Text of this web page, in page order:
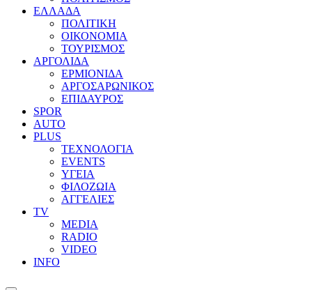
ΕΛΛΑΔΑ
ΠΟΛΙΤΙΚΗ
ΟΙΚΟΝΟΜΙΑ
ΤΟΥΡΙΣΜΟΣ
ΑΡΓΟΛΙΔΑ
ΕΡΜΙΟΝΙΔΑ
ΑΡΓΟΣΑΡΩΝΙΚΟΣ
ΕΠΙΔΑΥΡΟΣ
SPOR
AUTO
PLUS
ΤΕΧΝΟΛΟΓΙΑ
EVENTS
ΥΓΕΙΑ
ΦΙΛΟΖΩΙΑ
ΑΓΓΕΛΙΕΣ
ΤV
MEDIA
RADIO
VIDEO
INFO